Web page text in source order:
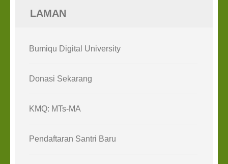
LAMAN
Bumiqu Digital University
Donasi Sekarang
KMQ: MTs-MA
Pendaftaran Santri Baru